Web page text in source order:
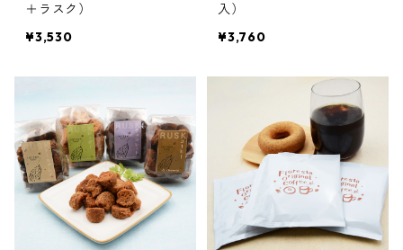
＋ラスク）
¥3,530
入）
¥3,760